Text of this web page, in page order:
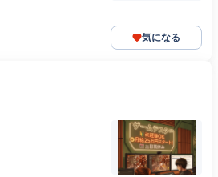
気になる